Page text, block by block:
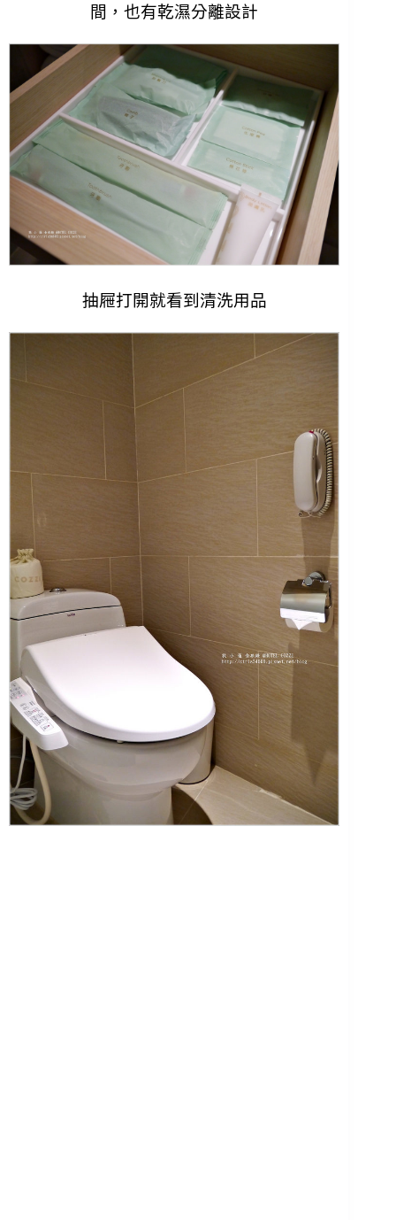
間，也有乾濕分離設計
抽屜打開就看到清洗用品